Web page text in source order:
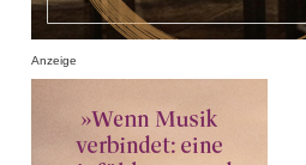
Anzeige